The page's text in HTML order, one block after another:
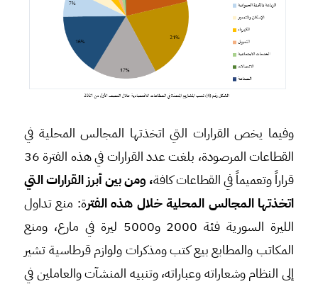
وفيما يخص القرارات التي اتخذتها المجالس المحلية في
القطاعات المرصودة، بلغت عدد القرارات في هذه الفترة 36
قراراً وتعميماً في القطاعات كافة، ومن بين أبرز القرارات التي
اتخذتها المجالس المحلية خلال هذه الفترة: منع تداول
الليرة السورية فئة 2000 و5000 ليرة في مارع، ومنع
المكاتب والمطابع بيع كتب ومذكرات ولوازم قرطاسية تشير
إلى النظام وشعاراته وعباراته، وتنبيه المنشآت والعاملين في